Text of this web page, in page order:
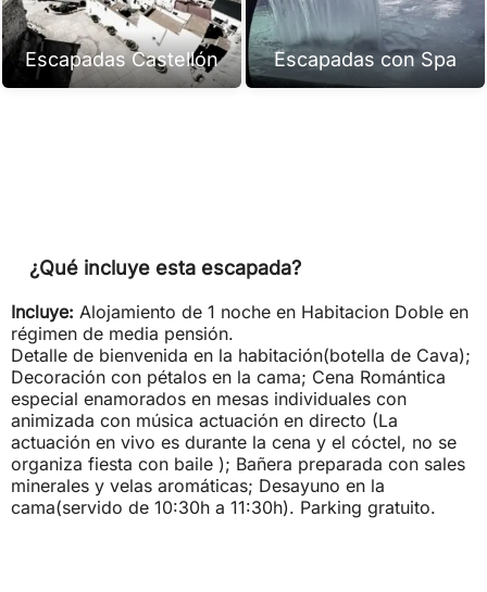
Escapadas Castellón Escapadas con Spa
¿Qué incluye esta escapada?
Incluye: Alojamiento de 1 noche en Habitacion Doble en
régimen de media pensión.
Detalle de bienvenida en la habitación(botella de Cava);
Decoración con pétalos en la cama; Cena Romántica
especial enamorados en mesas individuales con
animizada con música actuación en directo (La
actuación en vivo es durante la cena y el cóctel, no se
organiza fiesta con baile ); Bañera preparada con sales
minerales y velas aromáticas; Desayuno en la
cama(servido de 10:30h a 11:30h). Parking gratuito.